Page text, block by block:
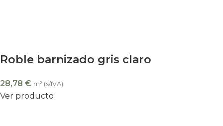
Roble barnizado gris claro
28,78 € m² (s/IVA)
Ver producto